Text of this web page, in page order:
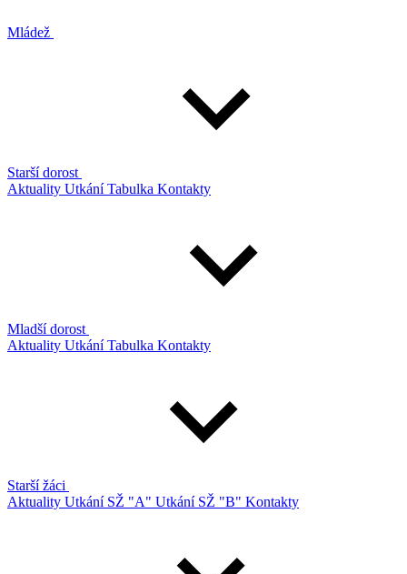
Mládež
Starší dorost
Aktuality UtkáníTabulka Kontakty
Mladší dorost
Aktuality UtkáníTabulka Kontakty
Starší žáci
Aktuality Utkání SŽ "A" Utkání SŽ "B" Kontakty